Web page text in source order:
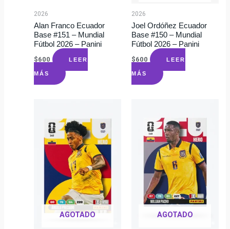
2026
Alan Franco Ecuador
Base #151 – Mundial
Fútbol 2026 – Panini
$600 LEER
MÁS
2026
Joel Ordóñez Ecuador
Base #150 – Mundial
Fútbol 2026 – Panini
$600 LEER
MÁS
AGOTADO AGOTADO